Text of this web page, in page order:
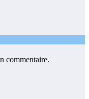
commentaire.